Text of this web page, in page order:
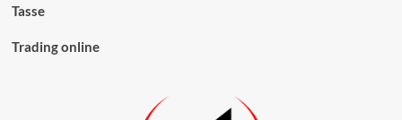
Tasse
Trading online